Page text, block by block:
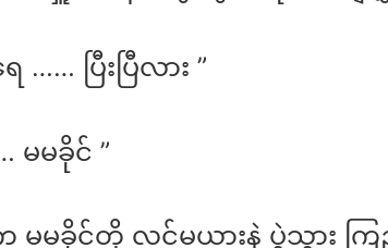
…… ပြီးပြီလား ”
မခိုင် ”
မမခိုင်တို့ လင်မယားနဲ့ ပွဲသွား